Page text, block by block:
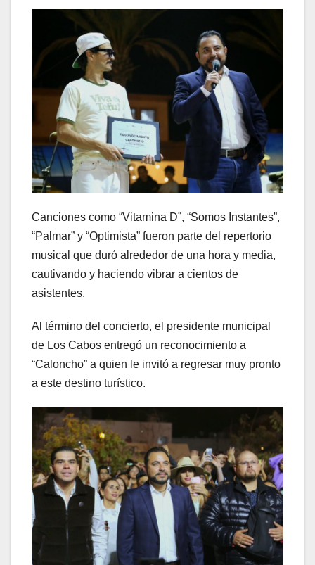
Canciones como “Vitamina D”, “Somos Instantes”,
“Palmar” y “Optimista” fueron parte del repertorio
musical que duró alrededor de una hora y media,
cautivando y haciendo vibrar a cientos de
asistentes.
Al término del concierto, el presidente municipal
de Los Cabos entregó un reconocimiento a
“Caloncho” a quien le invitó a regresar muy pronto
a este destino turístico.